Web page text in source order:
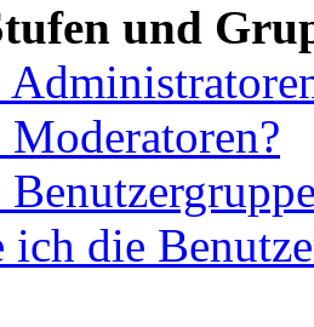
und
Moderatoren?
die